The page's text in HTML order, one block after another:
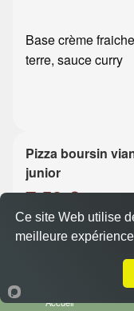
Base crème
terre, sauce curry
Pizza boursin
junior
7.50 €
Base crème
Accueil
Ce site Web utilise
meilleure